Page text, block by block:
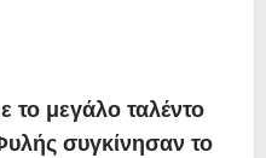
το μεγάλο ταλέντο
συγκίνησαν το